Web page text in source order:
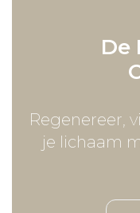
Recensies
Tarieven
- Albert
De
Regenereer,
je lichaam